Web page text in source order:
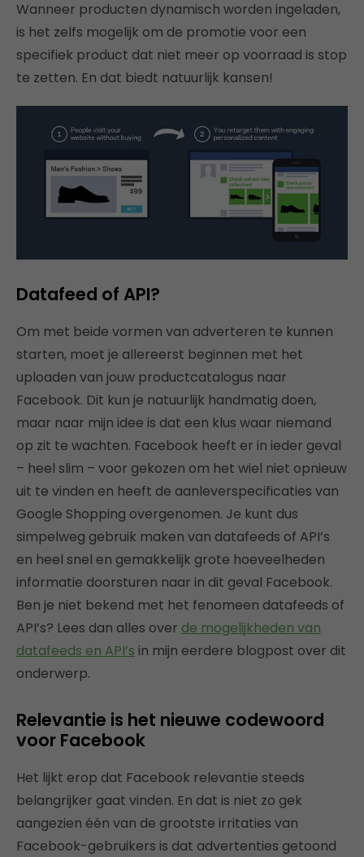
Wanneer producten dynamisch worden ingeladen,
is het zelfs mogelijk om de promotie voor een
specifiek product dat niet meer op voorraad is stop
te zetten. En dat biedt natuurlijk kansen!
Datafeed of API?
Om met beide vormen van adverteren te kunnen
starten, moet je allereerst beginnen met het
uploaden van jouw productcatalogus naar
Facebook. Dit kun je natuurlijk handmatig doen,
maar naar mijn idee is dat een klus waar niemand
op zit te wachten. Facebook heeft er in ieder geval
– heel slim – voor gekozen om het wiel niet opnieuw
uit te vinden en heeft de aanleverspecificaties van
Google Shopping overgenomen. Je kunt dus
simpelweg gebruik maken van datafeeds of API’s
en heel snel en gemakkelijk grote hoeveelheden
informatie doorsturen naar in dit geval Facebook.
Ben je niet bekend met het fenomeen datafeeds of
API’s? Lees dan alles over de mogelijkheden van
datafeeds en API’s in mijn eerdere blogpost over dit
onderwerp.
Relevantie is het nieuwe codewoord
voor Facebook
Het lijkt erop dat Facebook relevantie steeds
belangrijker gaat vinden. En dat is niet zo gek
aangezien één van de grootste irritaties van
Facebook-gebruikers is dat advertenties getoond